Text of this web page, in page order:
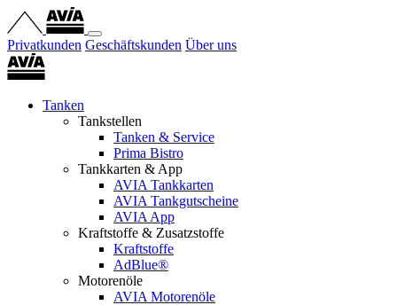
Privatkunden Geschäftskunden Über uns
Tanken
Tankstellen
Tanken & Service
Prima Bistro
Tankkarten & App
AVIA Tankkarten
AVIA Tankgutscheine
AVIA App
Kraftstoffe & Zusatzstoffe
Kraftstoffe
AdBlue®
Motorenöle
AVIA Motorenöle